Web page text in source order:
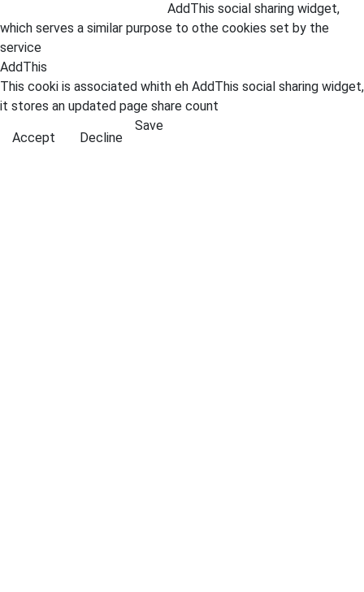
AddThis social sharing widget,
which serves a similar purpose to othe cookies set by the
service
AddThis
This cooki is associated whith eh AddThis social sharing widget,
it stores an updated page share count
Accept Decline
Save